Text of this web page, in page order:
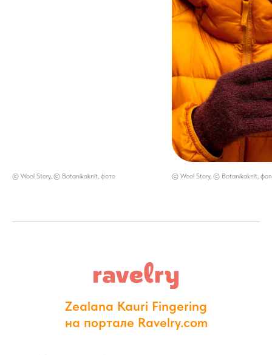
© Wool Story, © Botanikaknit, фото © Wool Story, © Botanikaknit,
Zealana Kauri Fingering
на портале Ravelry.com